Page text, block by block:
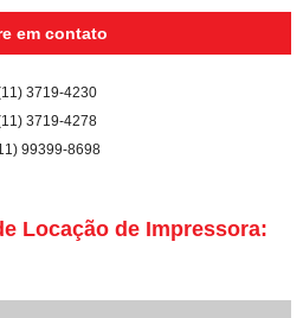
em contato
3719-4230
3719-4278
99399-8698
Locação de Impressora: